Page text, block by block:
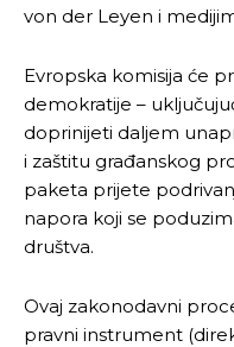
von der Leyen i
Evropska komisija će
demokratije –
doprinijeti daljem
i zaštitu građanskog
paketa prijete
napora koji se
društva.
Ovaj zakonodavni
pravni instrument